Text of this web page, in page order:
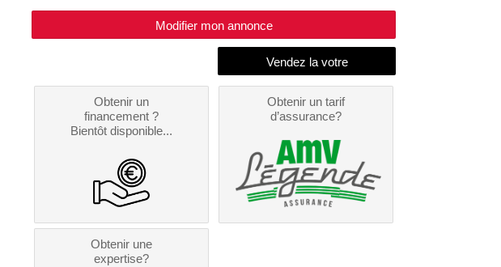
Modifier mon annonce
Obtenir un
financement ?
Bientôt disponible...
Obtenir un tarif
d’assurance?
Obtenir une
expertise?